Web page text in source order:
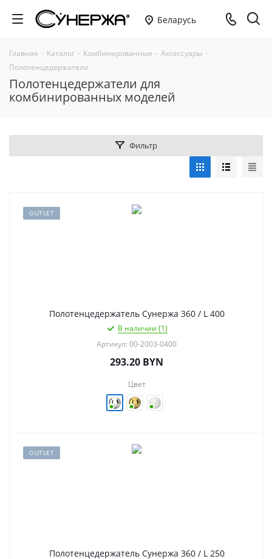
Беларусь
Главная - Каталог - Комбинированные - Аксессуары -
Полотенцедержатели
Полотенцедержатели для
комбинированных моделей
Фильтр
OUTLET
Полотенцедержатель Сунержа 360 / L 400
В наличии (1)
Артикул: 00-2003-0400
293.20 BYN
Цвет
OUTLET
Полотенцедержатель Сунержа 360 / L 250